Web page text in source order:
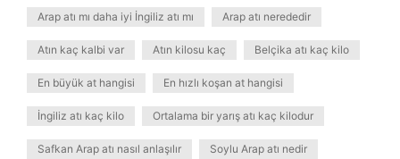
Arap atı mı daha iyi İngiliz atı mı Arap atı nerededir
Atın kaç kalbi var Atın kilosu kaç Belçika atı kaç kilo
En büyük at hangisi En hızlı koşan at hangisi
İngiliz atı kaç kilo Ortalama bir yarış atı kaç kilodur
Safkan Arap atı nasıl anlaşılır Soylu Arap atı nedir